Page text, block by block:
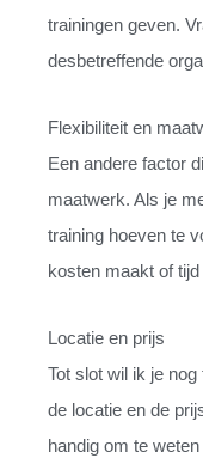
trainingen geven.
desbetreffende
Flexibiliteit en
Een andere factor
maatwerk. Als je
training hoeven te
kosten maakt of
Locatie en prijs
Tot slot wil ik je
de locatie en de
handig om te